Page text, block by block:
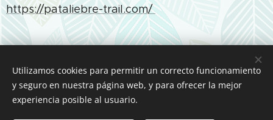
https://pataliebre-trail.com/
Utilizamos cookies para permitir un correcto funcionamiento
y seguro en nuestra página web, y para ofrecer la mejor
experiencia posible al usuario.